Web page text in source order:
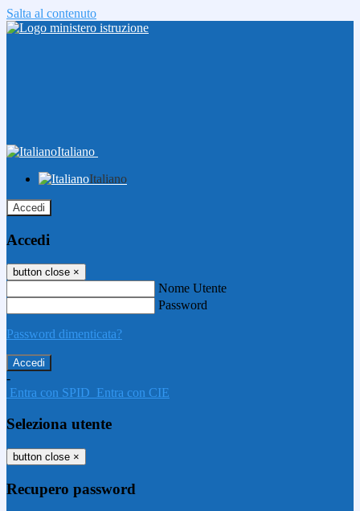
Salta al contenuto
Italiano
Italiano
Accedi
Accedi
button close ×
Nome Utente
Password
Password dimenticata?
-
Entra con SPID Entra con CIE
Seleziona utente
button close ×
Recupero password